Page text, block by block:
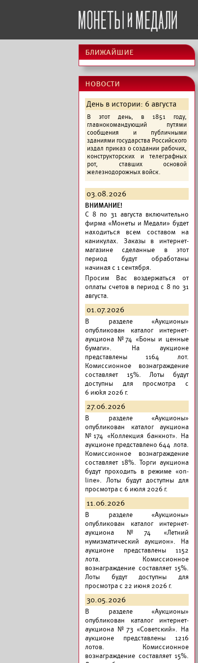
ближайшие
новости
День в истории: 6 августа
В этот день, в 1851 году,
главнокомандующий путями
сообщения и публичными
зданиями государства Российского
издал приказ о создании рабочих,
конструкторских и телеграфных
рот, ставших основой
железнодорожных войск.
03.08.2026
ВНИМАНИЕ!
C 8 по 31 августа включительно
фирма «Монеты и Медали» будет
находиться всем составом на
каникулах. Заказы в интернет-
магазине сделанные в этот
период будут обработаны
начиная с 1 сентября.
Просим Вас воздержаться от
оплаты счетов в период с 8 по 31
августа.
01.07.2026
В разделе «Аукционы»
опубликован каталог интернет-
аукциона №74 «Боны и ценные
бумаги». На аукционе
представлены 1164 лот.
Комиссионное вознаграждение
составляет 15%. Лоты будут
доступны для просмотра с
6 июkя 2026 г.
27.06.2026
В разделе «Аукционы»
опубликован каталог аукциона
№174 «Коллекция банкнот». На
аукционе представлено 644 лота.
Комиссионное вознаграждение
составляет 18%. Торги аукциона
будут проходить в режиме «on-
line». Лоты будут доступны для
просмотра с 6 июля 2026 г.
11.06.2026
В разделе «Аукционы»
опубликован каталог интернет-
аукциона №74 «Летний
нумизматический аукцион». На
аукционе представлены 1152
лота. Комиссионное
вознаграждение составляет 15%.
Лоты будут доступны для
просмотра с 22 июня 2026 г.
30.05.2026
В разделе «Аукционы»
опубликован каталог интернет-
аукциона №73 «Советский». На
аукционе представлены 1216
лотов. Комиссионное
вознаграждение составляет 15%.